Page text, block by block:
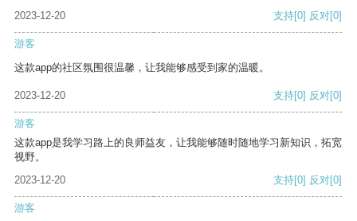
2023-12-20
支持[0] 反对[0]
游客
这款app的社区氛围很温馨，让我能够感受到家的温暖。
2023-12-20 支持[0] 反对[0]
游客
这款app是我学习路上的良师益友，让我能够随时随地学习新知识，拓宽
视野。
2023-12-20
支持[0] 反对[0]
游客